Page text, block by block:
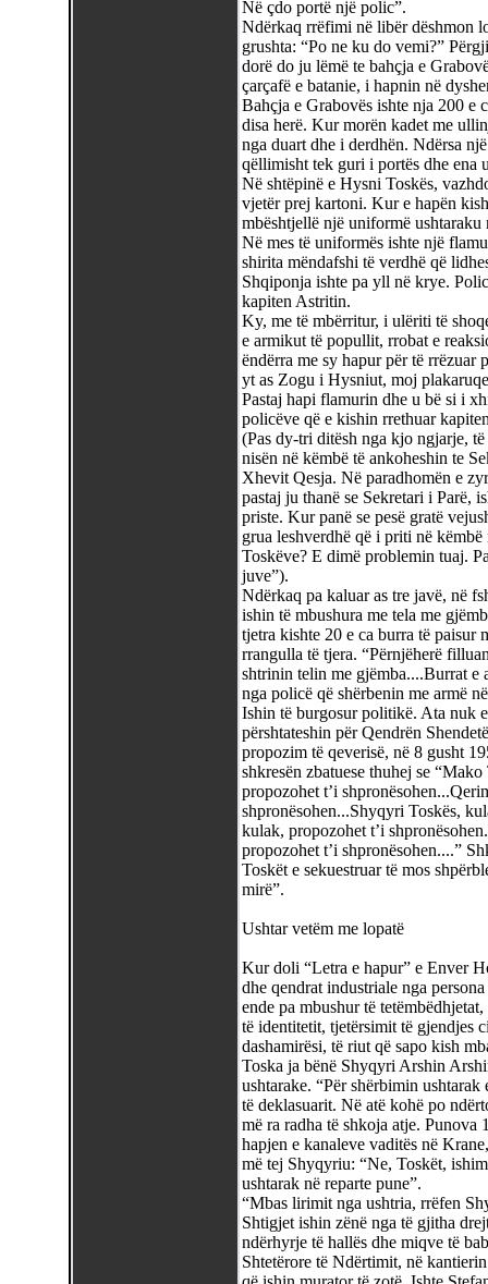
Në çdo portë një polic”.
Ndërkaq rrëfimi në libër dëshmon
grushta: “Po ne ku do vemi?”
dorë do ju lëmë te bahçja e
çarçafë e batanie, i hapnin në
Bahçja e Grabovës ishte nja 200 e
disa herë. Kur morën kadet me
nga duart dhe i derdhën. Ndërsa
qëllimisht tek guri i portës dhe ena
Në shtëpinë e Hysni Toskës,
vjetër prej kartoni. Kur e hapën
mbështjellë një uniformë
Në mes të uniformës ishte një
shirita mëndafshi të verdhë që
Shqiponja ishte pa yll në krye.
kapiten Astritin.
Ky, me të mbërritur, i ulëriti të
e armikut të popullit, rrobat e
ëndërra me sy hapur për të
yt as Zogu i Hysniut, moj
Pastaj hapi flamurin dhe u bë si i
policëve që e kishin rrethuar
(Pas dy-tri ditësh nga kjo ngjarje,
nisën në këmbë të ankoheshin te
Xhevit Qesja. Në paradhomën e
pastaj ju thanë se Sekretari i Parë,
priste. Kur panë se pesë gratë
grua leshverdhë që i priti në
Toskëve? E dimë problemin tuaj.
juve”).
Ndërkaq pa kaluar as tre javë, në
ishin të mbushura me tela me
tjetra kishte 20 e ca burra të paisur
rrangulla të tjera. “Përnjëherë
shtrinin telin me gjëmba....Burrat e
nga policë që shërbenin me armë
Ishin të burgosur politikë. Ata nuk
përshtateshin për Qendrën
propozim të qeverisë, në 8 gusht
shkresën zbatuese thuhej se
propozohet t’i
shpronësohen...Shyqyri Toskës,
kulak, propozohet t’i
propozohet t’i shpronësohen....”
Toskët e sekuestruar të mos
mirë”.
Ushtar vetëm me lopatë
Kur doli “Letra e hapur” e Enver
dhe qendrat industriale nga
ende pa mbushur të
të identitetit, tjetërsimit të gjendjes
dashamirësi, të riut që sapo kish
Toska ja bënë Shyqyri Arshin
ushtarake. “Për shërbimin
të deklasuarit. Në atë kohë po
më ra radha të shkoja atje.
hapjen e kanaleve vaditës në
më tej Shyqyriu: “Ne, Toskët,
ushtarak në reparte pune”.
“Mbas lirimit nga ushtria, rrëfen
Shtigjet ishin zënë nga të gjitha
ndërhyrje të hallës dhe miqve të
Shtetërore të Ndërtimit, në